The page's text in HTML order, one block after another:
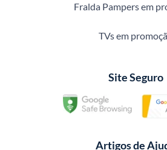
Fralda Pampers em
TVs em
Site Seguro
Artigos de